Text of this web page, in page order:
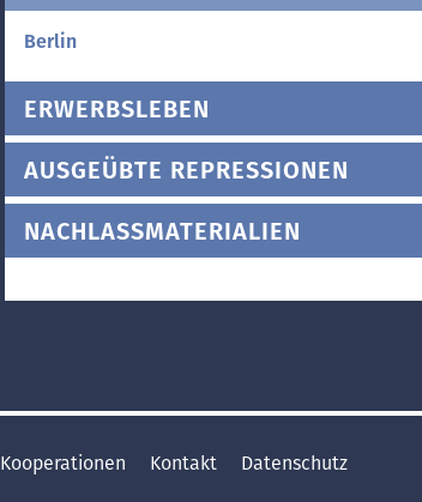
Berlin
ERWERBSLEBEN
AUSGEÜBTE REPRESSIONEN
NACHLASSMATERIALIEN
Kooperationen Kontakt
Datenschutz